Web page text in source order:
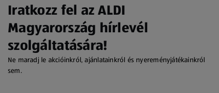
Iratkozz fel az ALDI
Magyarország hírlevél
szolgáltatására!
Ne maradj le akcióinkról, ajánlatainkról és nyereményjátékainkról
sem.